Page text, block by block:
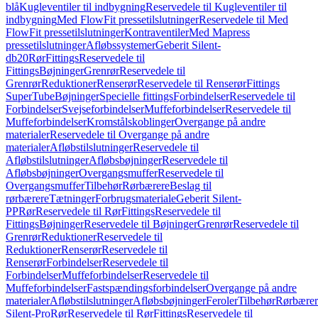
blåKugleventiler til indbygningReservedele til Kugleventiler til
indbygningMed FlowFit pressetilslutningerReservedele til Med
FlowFit pressetilslutningerKontraventilerMed Mapress
pressetilslutningerAfløbssystemerGeberit Silent-
db20RørFittingsReservedele til
FittingsBøjningerGrenrørReservedele til
GrenrørReduktionerRenserørReservedele til RenserørFittings
SuperTubeBøjningerSpecielle fittingsForbindelserReservedele til
ForbindelserSvejseforbindelserMuffeforbindelserReservedele til
MuffeforbindelserKromstålskoblingerOvergange på andre
materialerReservedele til Overgange på andre
materialerAfløbstilslutningerReservedele til
AfløbstilslutningerAfløbsbøjningerReservedele til
AfløbsbøjningerOvergangsmufferReservedele til
OvergangsmufferTilbehørRørbærereBeslag til
rørbærereTætningerForbrugsmaterialeGeberit Silent-
PPRørReservedele til RørFittingsReservedele til
FittingsBøjningerReservedele til BøjningerGrenrørReservedele til
GrenrørReduktionerReservedele til
ReduktionerRenserørReservedele til
RenserørForbindelserReservedele til
ForbindelserMuffeforbindelserReservedele til
MuffeforbindelserFastspændingsforbindelserOvergange på andre
materialerAfløbstilslutningerAfløbsbøjningerFerolerTilbehør
Silent-ProRørReservedele til RørFittingsReservedele til